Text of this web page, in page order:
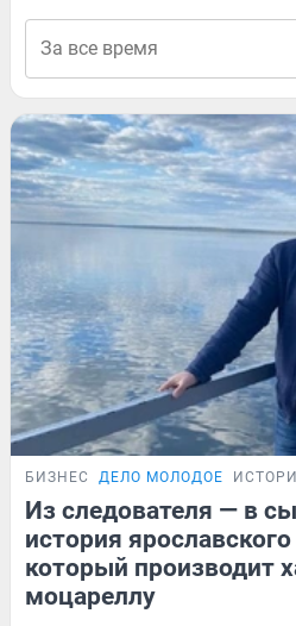
БИЗНЕС ДЕЛО МОЛОДОЕ
Из следователя — в
история
который производит
моцареллу